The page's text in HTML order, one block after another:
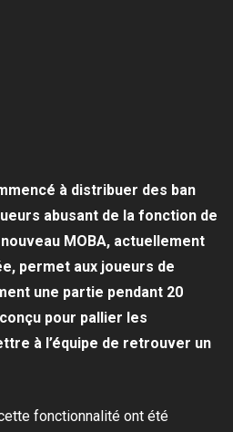
à distribuer des ban
abusant de la fonction de
MOBA, actuellement
permet aux joueurs de
une partie pendant 20
pour pallier les
à l’équipe de retrouver un
fonctionnalité ont été